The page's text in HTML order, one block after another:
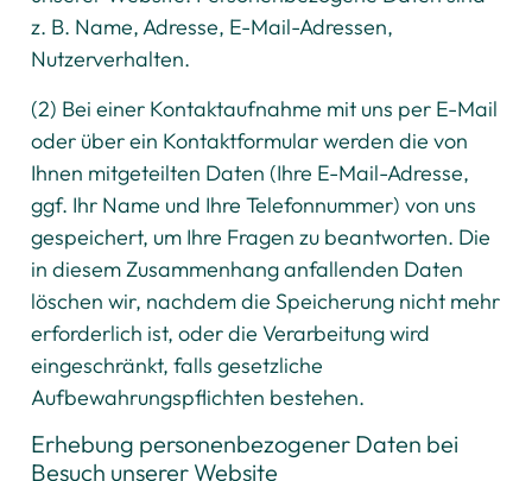
z. B. Name, Adresse, E-Mail-Adressen,
Nutzerverhalten.
(2) Bei einer Kontaktaufnahme mit uns per E-Mail
oder über ein Kontaktformular werden die von
Ihnen mitgeteilten Daten (Ihre E-Mail-Adresse,
ggf. Ihr Name und Ihre Telefonnummer) von uns
gespeichert, um Ihre Fragen zu beantworten. Die
in diesem Zusammenhang anfallenden Daten
löschen wir, nachdem die Speicherung nicht mehr
erforderlich ist, oder die Verarbeitung wird
eingeschränkt, falls gesetzliche
Aufbewahrungspflichten bestehen.
Erhebung personenbezogener Daten bei
Besuch unserer Website